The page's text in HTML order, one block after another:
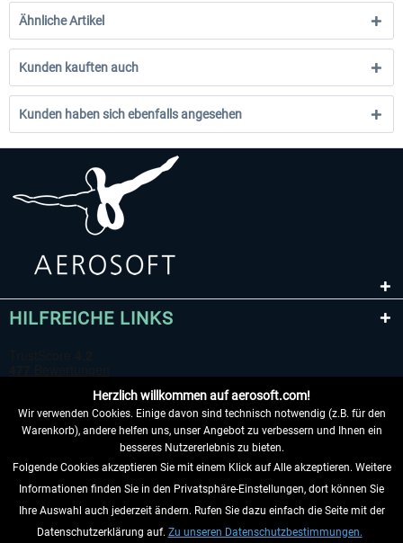
Ähnliche Artikel
Kunden kauften auch
Kunden haben sich ebenfalls angesehen
HILFREICHE LINKS
VERTRAG WIDERRUFEN
INFORMATIONEN
Herzlich willkommen auf aerosoft.com!
Wir verwenden Cookies. Einige davon sind technisch notwendig (z.B. für den
Warenkorb), andere helfen uns, unser Angebot zu verbessern und Ihnen ein
besseres Nutzererlebnis zu bieten.
Folgende Cookies akzeptieren Sie mit einem Klick auf Alle akzeptieren. Weitere
Informationen finden Sie in den Privatsphäre-Einstellungen, dort können Sie
Ihre Auswahl auch jederzeit ändern. Rufen Sie dazu einfach die Seite mit der
Datenschutzerklärung auf. Zu unseren Datenschutzbestimmungen.